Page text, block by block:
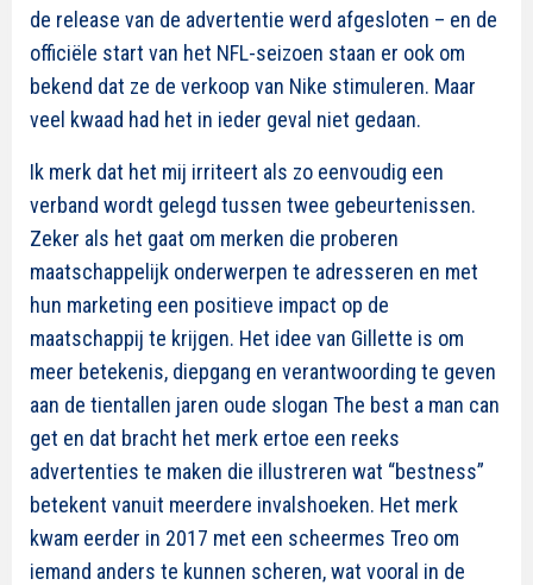
de release van de advertentie werd afgesloten – en de
officiële start van het NFL-seizoen staan er ook om
bekend dat ze de verkoop van Nike stimuleren. Maar
veel kwaad had het in ieder geval niet gedaan.
Ik merk dat het mij irriteert als zo eenvoudig een
verband wordt gelegd tussen twee gebeurtenissen.
Zeker als het gaat om merken die proberen
maatschappelijk onderwerpen te adresseren en met
hun marketing een positieve impact op de
maatschappij te krijgen. Het idee van Gillette is om
meer betekenis, diepgang en verantwoording te geven
aan de tientallen jaren oude slogan The best a man can
get en dat bracht het merk ertoe een reeks
advertenties te maken die illustreren wat “bestness”
betekent vanuit meerdere invalshoeken. Het merk
kwam eerder in 2017 met een scheermes Treo om
iemand anders te kunnen scheren, wat vooral in de